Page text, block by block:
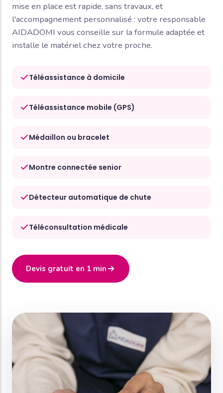
mise en place est rapide, sans travaux, et
l'accompagnement personnalisé : votre responsable
AIDADOMI vous conseille sur la formule adaptée et
installe le matériel chez votre proche.
Téléassistance à domicile
Téléassistance mobile (GPS)
Médaillon ou bracelet
Montre connectée senior
Détecteur automatique de chute
Téléconsultation médicale
Devis gratuit en 1 min